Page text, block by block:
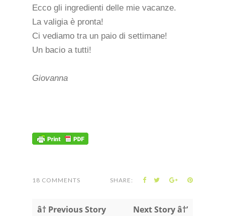
Ecco gli ingredienti delle mie vacanze.
La valigia è pronta!
Ci vediamo tra un paio di settimane!
Un bacio a tutti!
Giovanna
18 COMMENTS SHARE:
â† Previous Story Next Story â†’